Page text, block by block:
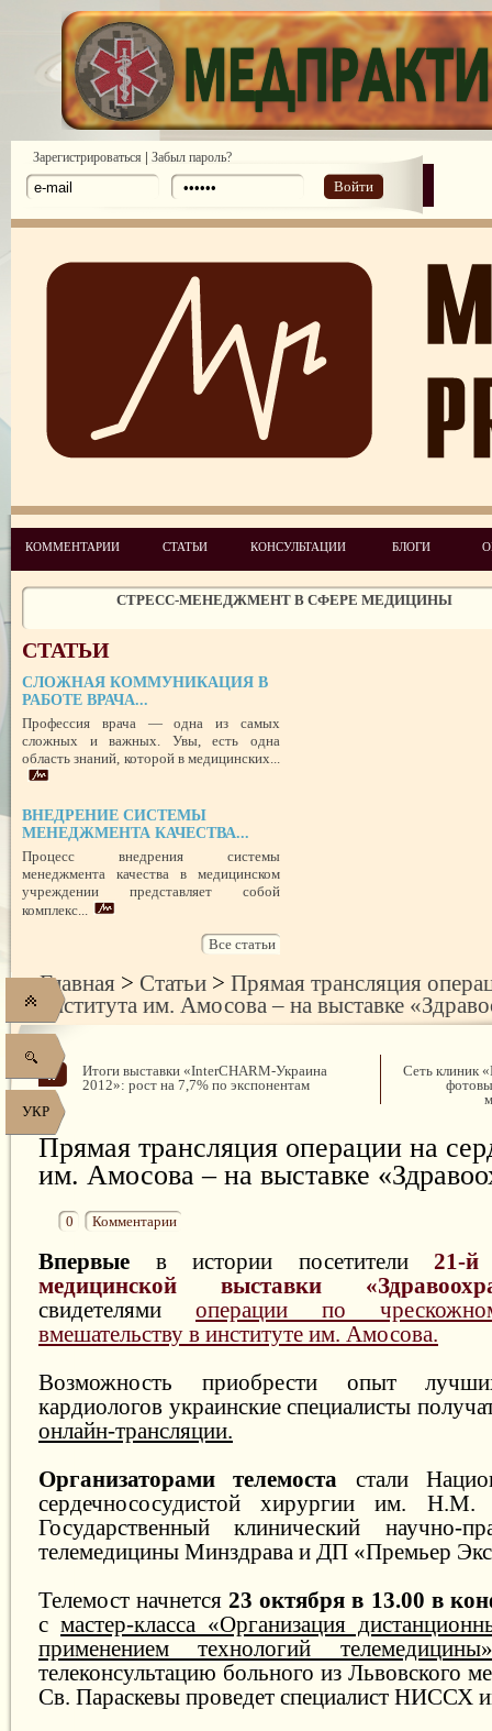
УКР
Зарегистрироваться | Забыл пароль?
Войти
КОММЕНТАРИИ СТАТЬИ КОНСУЛЬТАЦИИ БЛОГИ
ПОТРЕБИТЕЛЬСКИЙ ЭКСТРЕМИЗМ
ПЕРЕГОРЕЛО, или ЧЕМ ГРОЗИТ ЭМОЦИОНАЛЬНОЕ
УСПЕШНЫЙ ДЕБЮТ «ШКОЛЫ АДМИНИСТРАТОРОВ
ЦЕЛЕПОЛАГАНИЕ, или КАК ПРАВИЛЬНО СТАВИТЬ ЦЕЛИ И
ИХ
ЧЕГО ХОТЯТ ПАЦИЕНТЫ КАТЕГОРИИ VIP
СТРЕСС-МЕНЕДЖМЕНТ В СФЕРЕ МЕДИЦИНЫ
ПРАВОВОЙ СТАТУС ПРЕДСТАВИТЕЛЯ ПАЦИЕНТА В УКРАИНЕ
РОЛЬ МЕДИЦИНСКОЙ ДОКУМЕНТАЦИИ КАК
ГРАЖДАНСКОМ И УГОЛОВНОМ СУДОПРОИЗВОДСТВЕ
СТАТЬИ
СЛОЖНАЯ КОММУНИКАЦИЯ В
РАБОТЕ ВРАЧА...
Профессия врача — одна из самых
сложных и важных. Увы, есть одна
область знаний, которой в медицинских...
ВНЕДРЕНИЕ СИСТЕМЫ
МЕНЕДЖМЕНТА КАЧЕСТВА...
Процесс внедрения системы
менеджмента качества в медицинском
учреждении представляет собой
комплекс...
Все статьи
Главная > Статьи > Прямая трансляция
института им. Амосова – на выставке
Итоги выставки «InterCHARM-Украина
2012»: рост на 7,7% по экспонентам
Сеть клиник
Прямая трансляция операции на
им. Амосова – на выставке
0 Комментарии
Впервые в истории посетители21-й
медицинской выставки
свидетелями операции по
вмешательству в институте им. Амосова.
Возможность приобрести опыт
кардиологов украинские специалисты
онлайн-трансляции.
Организаторами телемоста стали
сердечнососудистой хирургии им.
Государственный клинический научно-
телемедицины Минздрава и ДП «Премьер
Телемост начнется23 октября в 13.00 в
с мастер-класса «Организация
применением технологий телемедицины»
телеконсультацию больного из Львовского
Св. Параскевы проведет специалист